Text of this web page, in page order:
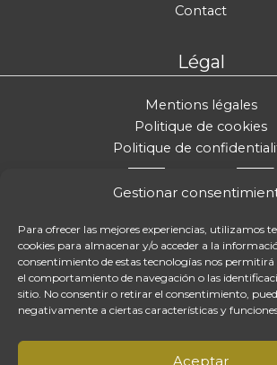
Gestionar
Para ofrecer las mejores experiencias, utilizamos
cookies para almacenar y/o acceder a la
consentimiento de estas tecnologías nos
el comportamiento de navegación o las
sitio. No consentir o retirar el consentimiento,
negativamente a ciertas características y
Aceptar
Contact
Légal
Mentions légales
Politique de cookies
Politique de